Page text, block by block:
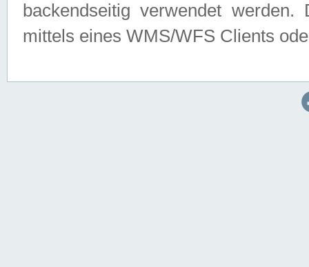
backendseitig verwendet
mittels eines WMS/WFS Clients